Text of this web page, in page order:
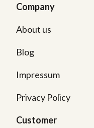
Company
About us
Blog
Impressum
Privacy Policy
Customer